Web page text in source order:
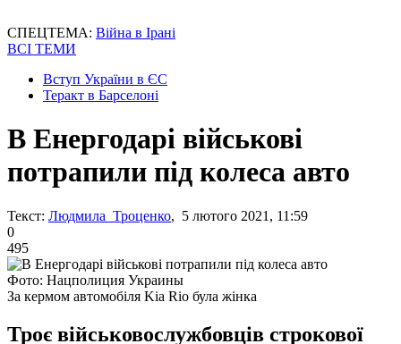
СПЕЦТЕМА: Війна в Ірані
ВСІ ТЕМИ
Вступ України в ЄС
Теракт в Барселоні
В Енергодарі військові
потрапили під колеса авто
Текст: Людмила Троценко, 5 лютого 2021, 11:59
0
495
Фото: Нацполиция Украины
За кермом автомобіля Kia Rіо була жінка
Троє військовослужбовців строкової